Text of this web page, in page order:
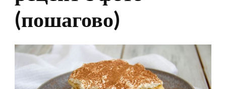
(пошагово)